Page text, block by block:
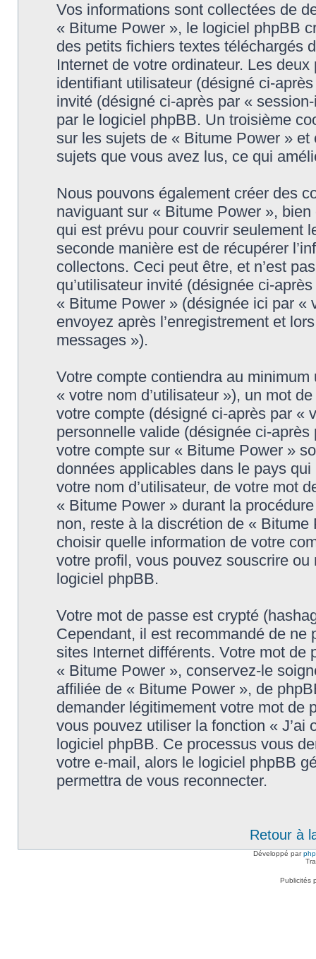
Vos informations sont collectées de
« Bitume Power », le logiciel phpBB
des petits fichiers textes téléchargés
Internet de votre ordinateur. Les
identifiant utilisateur (désigné ci-
invité (désigné ci-après par «
par le logiciel phpBB. Un troisième
sur les sujets de « Bitume Power »
sujets que vous avez lus, ce qui
Nous pouvons également créer des
naviguant sur « Bitume Power »,
qui est prévu pour couvrir seulement
seconde manière est de récupérer
collectons. Ceci peut être, et n’est
qu’utilisateur invité (désignée ci-
« Bitume Power » (désignée ici par «
envoyez après l’enregistrement et
messages »).
Votre compte contiendra au
« votre nom d’utilisateur »), un mot
votre compte (désigné ci-après par «
personnelle valide (désignée ci-
votre compte sur « Bitume Power »
données applicables dans le pays
votre nom d’utilisateur, de votre mot
« Bitume Power » durant la
non, reste à la discrétion de «
choisir quelle information de votre
votre profil, vous pouvez souscrire ou
logiciel phpBB.
Votre mot de passe est crypté
Cependant, il est recommandé de
sites Internet différents. Votre mot de
« Bitume Power », conservez-le
affiliée de « Bitume Power », de
demander légitimement votre mot de
vous pouvez utiliser la fonction «
logiciel phpBB. Ce processus vous
votre e-mail, alors le logiciel phpBB
permettra de vous reconnecter.
Retour à
Développé par
Publicités